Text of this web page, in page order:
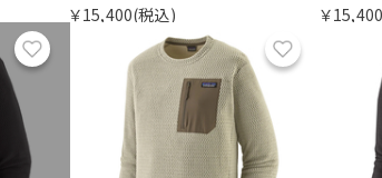
￥15,400(税込)
￥15,400